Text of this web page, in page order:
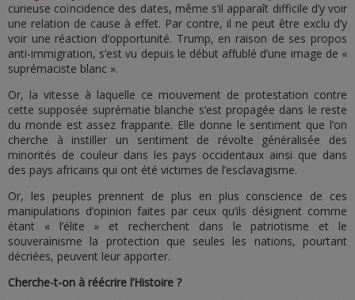
curieuse coïncidence des dates, même s’il apparaît difficile d’y voir
une relation de cause à effet. Par contre, il ne peut être exclu d’y
voir une réaction d’opportunité. Trump, en raison de ses propos
anti-immigration, s’est vu depuis le début affublé d’une image de «
suprémaciste blanc ».
Or, la vitesse à laquelle ce mouvement de protestation contre
cette supposée suprématie blanche s’est propagée dans le reste
du monde est assez frappante. Elle donne le sentiment que l’on
cherche à instiller un sentiment de révolte généralisée des
minorités de couleur dans les pays occidentaux ainsi que dans
des pays africains qui ont été victimes de l’esclavagisme.
Or, les peuples prennent de plus en plus conscience de ces
manipulations d’opinion faites par ceux qu’ils désignent comme
étant « l’élite » et recherchent dans le patriotisme et le
souverainisme la protection que seules les nations, pourtant
décriées, peuvent leur apporter.
Cherche-t-on à réécrire l’Histoire ?